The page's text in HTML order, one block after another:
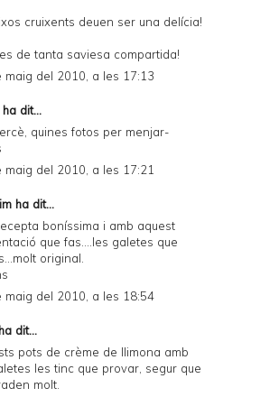
cruixents deuen ser una delícia!
de tanta saviesa compartida!
maig del 2010, a les 17:13
ha dit...
quines fotos per menjar-
maig del 2010, a les 17:21
ha dit...
boníssima i amb aquest
que fas....les galetes que
original.
maig del 2010, a les 18:54
dit...
pots de crème de llimona amb
les tinc que provar, segur que
molt.